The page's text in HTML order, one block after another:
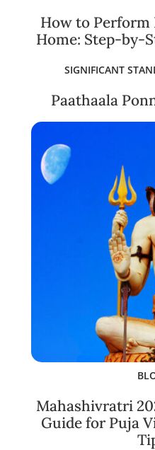
How to Perform
Home: Step-by-
SIGNIFICANT
Paathaala
Mahashivratri
Guide for Puja